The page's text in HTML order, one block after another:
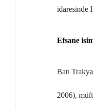
idaresinde
Efsane
Batı
2006),